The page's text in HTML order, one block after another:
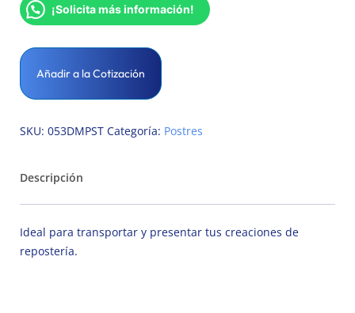
¡Solicita más información!
Añadir a la Cotización
SKU: 053DMPST Categoría: Postres
Descripción
Ideal para transportar y presentar tus creaciones de
repostería.